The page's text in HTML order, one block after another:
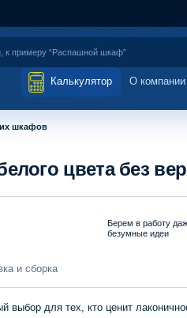
Калькулятор О компании
шкафов
цвета без
Берем в работу
безумные идеи
и сборка
для тех, кто ценит